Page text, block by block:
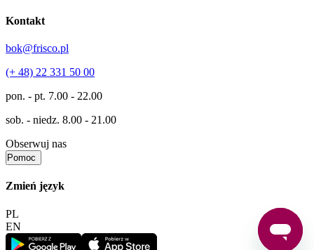
Kontakt
bok@frisco.pl
(+ 48) 22 331 50 00
pon. - pt. 7.00 - 22.00
sob. - niedz. 8.00 - 21.00
Obserwuj nas
Pomoc
Zmień język
PL
EN